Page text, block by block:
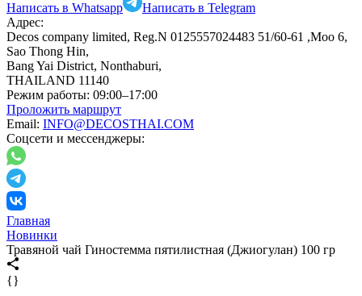
Написать в Whatsapp
Написать в Telegram
Адрес:
Decos company limited, Reg.N 0125557024483 51/60-61 ,Moo 6,
Sao Thong Hin,
Bang Yai District, Nonthaburi,
THAILAND 11140
Режим работы: 09:00–17:00
Проложить маршрут
Email: INFO@DECOSTHAI.COM
Соцсети и мессенджеры:
Главная
Новинки
Травяной чай Гиностемма пятилистная (Джиогулан) 100 гр
{}